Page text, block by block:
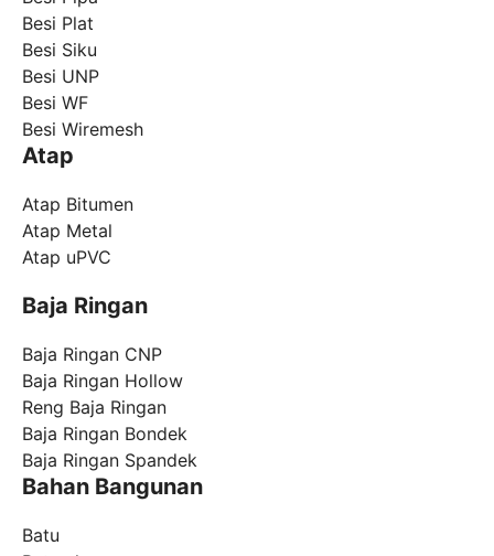
Besi Plat
Besi Siku
Besi UNP
Besi WF
Besi Wiremesh
Atap
Atap Bitumen
Atap Metal
Atap uPVC
Baja Ringan
Baja Ringan CNP
Baja Ringan Hollow
Reng Baja Ringan
Baja Ringan Bondek
Baja Ringan Spandek
Bahan Bangunan
Batu